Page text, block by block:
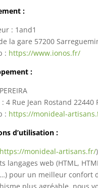
:
: 1and1
la gare 57200
: https://www.ionos.fr/
:
4 Rue Jean Rostand 22440
: https://monideal-
d’utilisation :
monideal-artisans.fr/
langages web (HTML,
pour un meilleur confort